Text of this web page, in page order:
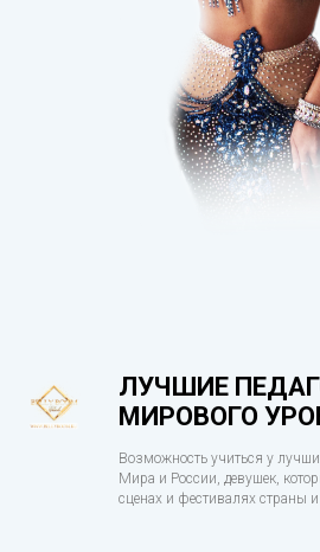
ЛУЧШИЕ
МИРОВОГО
Возможность учиться у
Мира и России, девушек,
сценах и фестивалях страны